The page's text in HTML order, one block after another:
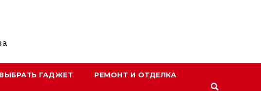
ГАДЖЕТ РЕМОНТ И ОТДЕЛКА